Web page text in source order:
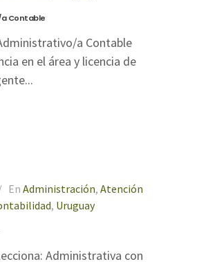
Contable
a Contable
en el área y licencia de
En Administración, Atención
, Uruguay
Administrativa con